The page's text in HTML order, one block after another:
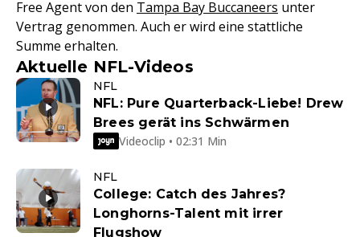
Free Agent von den Tampa Bay Buccaneers unter
Vertrag genommen. Auch er wird eine stattliche
Summe erhalten.
Aktuelle NFL-Videos
NFL
NFL: Pure Quarterback-Liebe! Drew
Brees gerät ins Schwärmen
Videoclip • 02:31 Min
NFL
College: Catch des Jahres?
Longhorns-Talent mit irrer
Flugshow